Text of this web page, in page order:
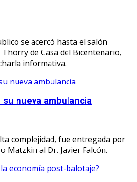
se acercó hasta el salón
de Casa del Bicentenario,
informativa.
nueva ambulancia
complejidad, fue entregada por
Matzkin al Dr. Javier Falcón.